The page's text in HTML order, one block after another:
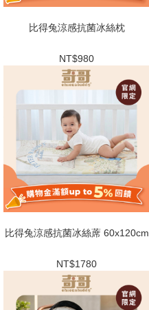
比得兔涼感抗菌冰絲枕
NT$980
比得兔涼感抗菌冰絲蓆 60x120cm
NT$1780